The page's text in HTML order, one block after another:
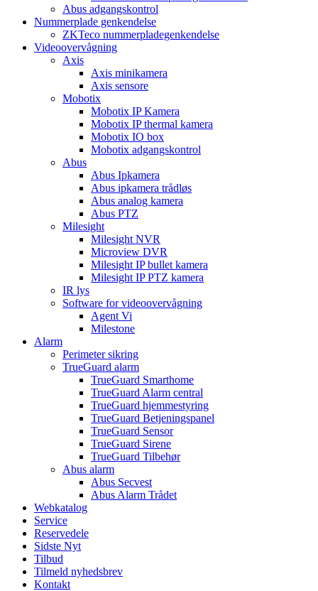
Abus adgangskontrol
Nummerplade genkendelse
ZKTeco nummerpladegenkendelse
Videoovervågning
Axis
Axis minikamera
Axis sensore
Mobotix
Mobotix IP Kamera
Mobotix IP thermal kamera
Mobotix IO box
Mobotix adgangskontrol
Abus
Abus Ipkamera
Abus ipkamera trådløs
Abus analog kamera
Abus PTZ
Milesight
Milesight NVR
Microview DVR
Milesight IP bullet kamera
Milesight IP PTZ kamera
IR lys
Software for videoovervågning
Agent Vi
Milestone
Alarm
Perimeter sikring
TrueGuard alarm
TrueGuard Smarthome
TrueGuard Alarm central
TrueGuard hjemmestyring
TrueGuard Betjeningspanel
TrueGuard Sensor
TrueGuard Sirene
TrueGuard Tilbehør
Abus alarm
Abus Secvest
Abus Alarm Trådet
Webkatalog
Service
Reservedele
Sidste Nyt
Tilbud
Tilmeld nyhedsbrev
Kontakt